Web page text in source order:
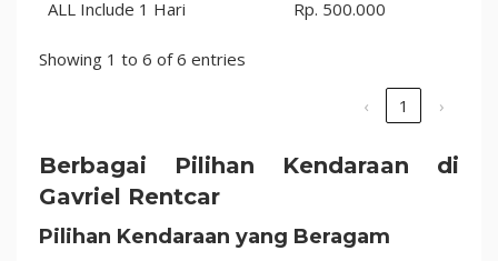
ALL Include 1 Hari Rp. 500.000
Showing 1 to 6 of 6 entries
‹ 1 ›
Berbagai Pilihan Kendaraan di
Gavriel Rentcar
Pilihan Kendaraan yang Beragam